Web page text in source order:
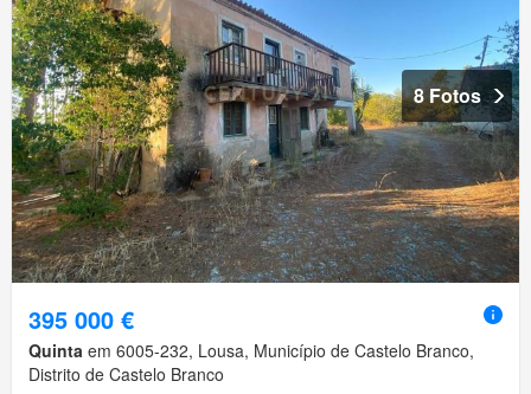
8 Fotos
395 000 €
Quinta em 6005-232, Lousa, Município de Castelo Branco,
Distrito de Castelo Branco